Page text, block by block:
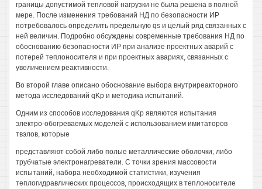
границы допустимой тепловой нагрузки не была решена в полной
мере. После изменения требований НД по безопасности ИР
потребовалось определить предельную qs и целый ряд связанных с
ней величин. Подробно обсуждены современные требования НД по
обоснованию безопасности ИР при анализе проектных аварий с
потерей теплоносителя и при проектных авариях, связанных с
увеличением реактивности.
Во второй главе описано обоснование выбора внутриреакторного
метода исследований qKp и методика испытаний.
Одним из способов исследования qKp являются испытания
электро-обогреваемых моделей с использованием имитаторов
твэлов, которые
представляют собой либо полые металлические оболочки, либо
трубчатые электронагреватели. С точки зрения массовости
испытаний, набора необходимой статистики, изучения
теплогидравлических процессов, происходящих в теплоносителе